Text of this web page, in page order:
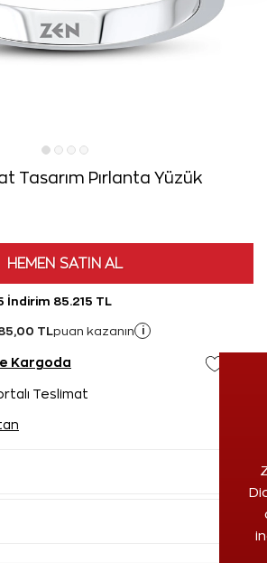
Tasarım Pırlanta Yüzük
HEMEN SATIN AL
İndirim 85.215 TL
TL puan kazanın i
Kargoda
Teslimat